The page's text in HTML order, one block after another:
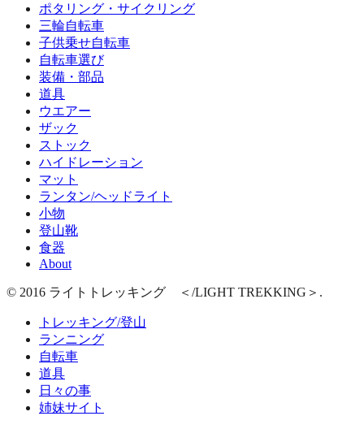
ポタリング・サイクリング
三輪自転車
子供乗せ自転車
自転車選び
装備・部品
道具
ウエアー
ザック
ストック
ハイドレーション
マット
ランタン/ヘッドライト
小物
登山靴
食器
About
© 2016 ライトトレッキング ＜/LIGHT TREKKING＞.
トレッキング/登山
ランニング
自転車
道具
日々の事
姉妹サイト